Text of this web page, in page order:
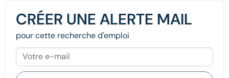
CRÉER UNE ALERTE MAIL
pour cette recherche d'emploi